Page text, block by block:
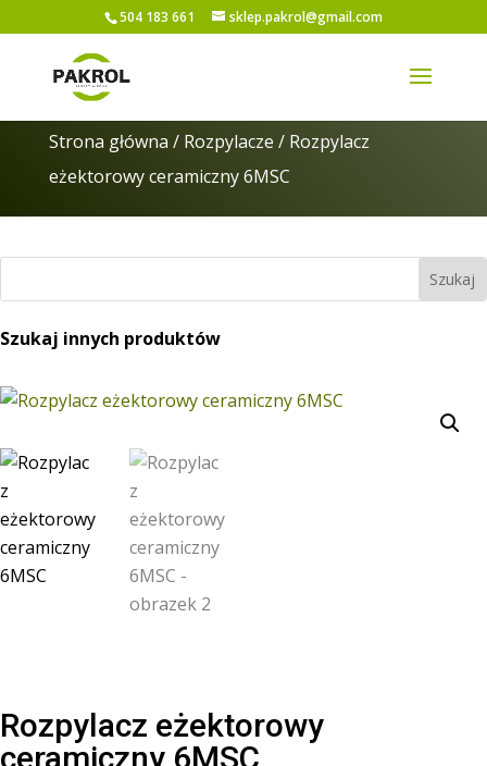
504 183 661 sklep.pakrol@gmail.com
Strona główna / Rozpylacze / Rozpylacz
eżektorowy ceramiczny 6MSC
Szukaj innych produktów
Rozpylacz eżektorowy
ceramiczny 6MSC